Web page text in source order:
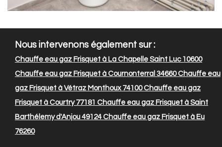
Nous intervenons également sur :
Chauffe eau gaz Frisquet à La Chapelle Saint Luc 10600
Chauffe eau gaz Frisquet à Cournonterral 34660Chauffe eau
gaz Frisquet à Vétraz Monthoux 74100Chauffe eau gaz
Frisquet à Courtry 77181 Chauffe eau gaz Frisquet à Saint
Barthélemy d'Anjou 49124 Chauffe eau gaz Frisquet à Eu
76260